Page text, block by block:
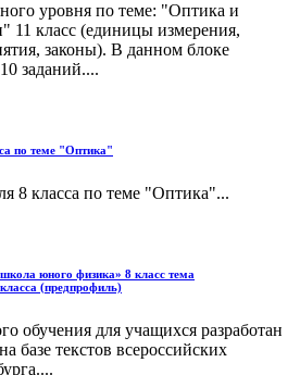
уровня по теме: "Оптика и
11 класс (единицы измерения,
законы). В данном блоке
заданий....
по теме "Оптика"
8 класса по теме "Оптика"...
юного физика» 8 класс тема
(предпрофиль)
обучения для учащихся разработан
базе текстов всероссийских